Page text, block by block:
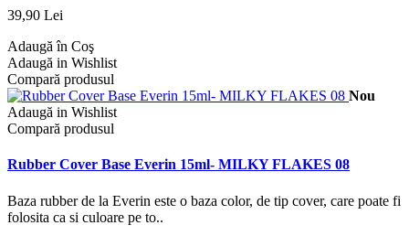
39,90 Lei
Adaugă în Coş
Adaugă in Wishlist
Compară produsul
Nou
Adaugă in Wishlist
Compară produsul
Rubber Cover Base Everin 15ml- MILKY FLAKES 08
Baza rubber de la Everin este o baza color, de tip cover, care poate fi
folosita ca si culoare pe to..